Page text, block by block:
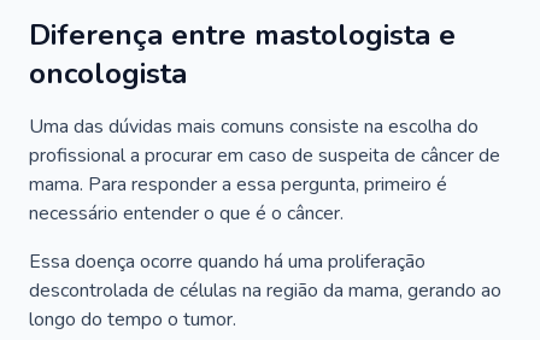
Diferença entre mastologista e
oncologista
Uma das dúvidas mais comuns consiste na escolha do
profissional a procurar em caso de suspeita de câncer de
mama. Para responder a essa pergunta, primeiro é
necessário entender o que é o câncer.
Essa doença ocorre quando há uma proliferação
descontrolada de células na região da mama, gerando ao
longo do tempo o tumor.